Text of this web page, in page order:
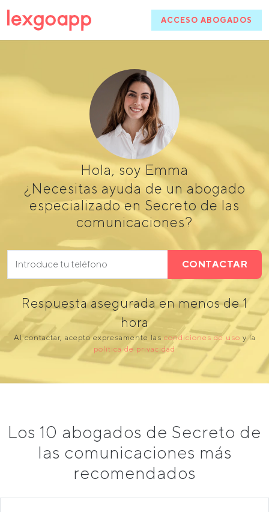
ACCESO ABOGADOS
Hola, soy Emma
¿Necesitas ayuda de un abogado
especializado en Secreto de las
comunicaciones?
CONTACTAR
Respuesta asegurada en menos de 1
hora
Al contactar, acepto expresamente las condiciones de uso y la
política de privacidad
Los 10 abogados de Secreto de
las comunicaciones más
recomendados